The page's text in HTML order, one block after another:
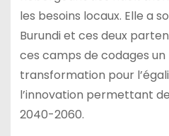
les besoins locaux. Elle a
Burundi et ces deux
ces camps de codages un
transformation pour
l’innovation permettant
2040-2060.